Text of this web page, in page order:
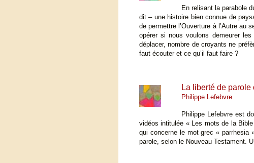
En relisant la parabole
dit – une histoire bien connue de
de permettre l’Ouverture à l’Autre au
opérer si nous voulons demeurer
déplacer, nombre de croyants ne
faut écouter et ce qu’il faut faire ?
La liberté de parole
Philippe Lefebvre
Philippe Lefebvre est
vidéos intitulée « Les mots de la
qui concerne le mot grec « parrhesia
parole, selon le Nouveau Testament.